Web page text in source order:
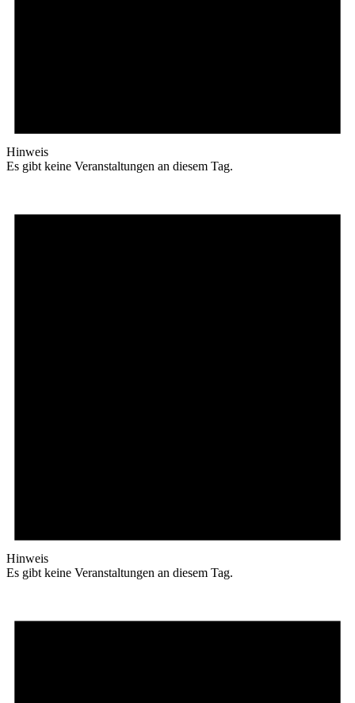
Hinweis
Es gibt keine Veranstaltungen an diesem Tag.
Hinweis
Es gibt keine Veranstaltungen an diesem Tag.